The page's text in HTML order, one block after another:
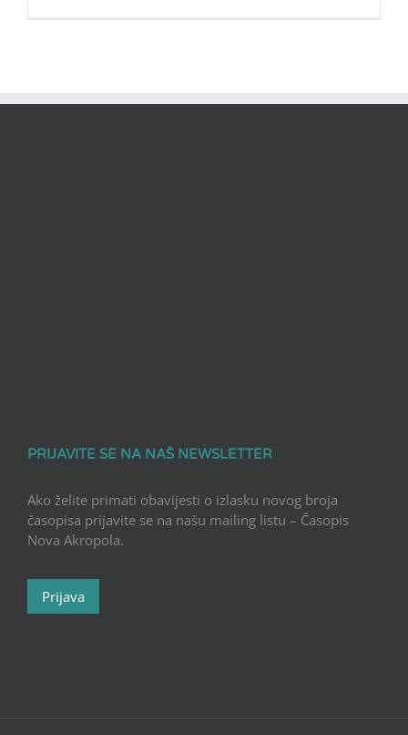
PRIJAVITE SE NA NAŠ NEWSLETTER
Ako želite primati obavijesti o izlasku novog broja
časopisa prijavite se na našu mailing listu – Časopis
Nova Akropola.
Prijava